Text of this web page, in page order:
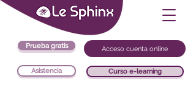
Prueba gratis
Asistencia
Acceso cuenta online
Curso e-learning